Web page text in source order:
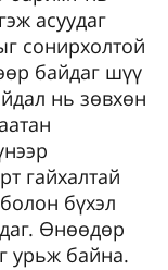
асуудаг
сонирхолтой
байдаг шүү
нь зөвхөн
гайхалтай
бүхэл
Өнөөдөр
урьж байна.